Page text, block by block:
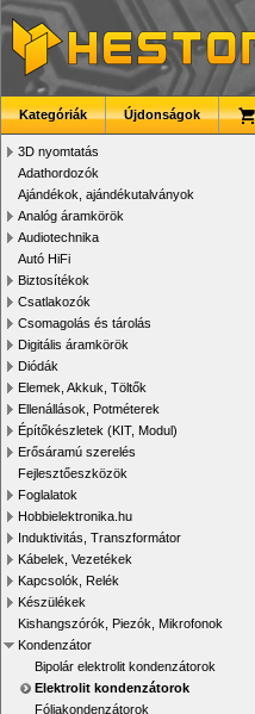
Kategóriák Újdonságok
3D nyomtatás
Adathordozók
Ajándékok, ajándékutalványok
Analóg áramkörök
Audiotechnika
Autó HiFi
Biztosítékok
Csatlakozók
Csomagolás és tárolás
Digitális áramkörök
Diódák
Elemek, Akkuk, Töltők
Ellenállások, Potméterek
Építőkészletek (KIT, Modul)
Erősáramú szerelés
Fejlesztőeszközök
Foglalatok
Hobbielektronika.hu
Induktivitás, Transzformátor
Kábelek, Vezetékek
Kapcsolók, Relék
Készülékek
Kishangszórók, Piezók, Mikrofonok
Kondenzátor
Bipolár elektrolit kondenzátorok
Elektrolit kondenzátorok
Fóliakondenzátorok